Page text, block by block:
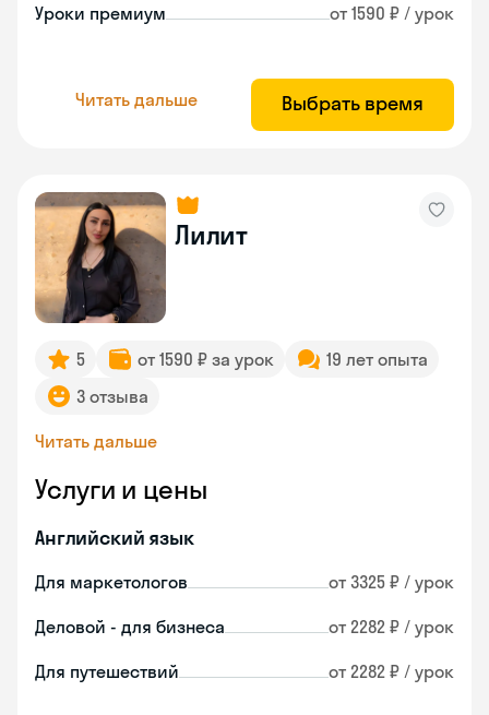
Уроки премиум от 1590 ₽ / урок
Читать дальше Выбрать время
Лилит
5 от 1590 ₽ за урок
19 лет опыта
3 отзыва
Читать дальше
Услуги и цены
Английский язык
Для маркетологов от 3325 ₽ / урок
Деловой - для бизнеса от 2282 ₽ / урок
Для путешествий от 2282 ₽ / урок